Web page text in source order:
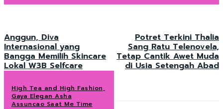
Anggun, Diva
Internasional yang
Bangga Memilih Skincare
Lokal W3B Selfcare
Potret Terkini Thalia
Sang Ratu Telenovela,
Tetap Cantik Awet Muda
di Usia Setengah Abad
High Tea and High Fashion,
Gaya Elegan Asha
Assuncao Saat Me Time